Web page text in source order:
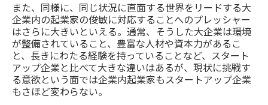
また、同様に、同じ状況に直面する世界をリードする大
企業内の起業家の俊敏に対応することへのプレッシャー
はさらに大きいといえる。通常、そうした大企業は環境
が整備されていること、豊富な人材や資本力があるこ
と、長きにわたる経験を持っていることなど、スタート
アップ企業と比べて大きな違いはあるが、現状に挑戦す
る意欲という面では企業内起業家もスタートアップ企業
もさほど変わらない。